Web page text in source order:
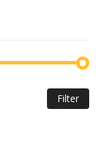
Filter